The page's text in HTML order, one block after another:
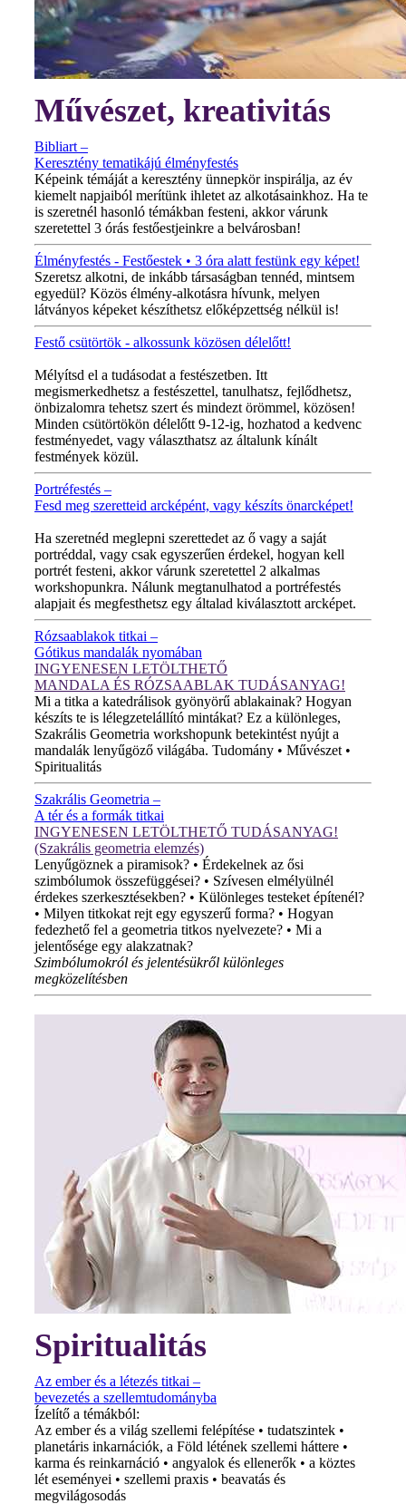
Művészet, kreativitás
Bibliart –
Keresztény tematikájú élményfestés
Képeink témáját a keresztény ünnepkör inspirálja, az év
kiemelt napjaiból merítünk ihletet az alkotásainkhoz. Ha te
is szeretnél hasonló témákban festeni, akkor várunk
szeretettel 3 órás festőestjeinkre a belvárosban!
Élményfestés - Festőestek • 3 óra alatt festünk egy képet!
Szeretsz alkotni, de inkább társaságban tennéd, mintsem
egyedül? Közös élmény-alkotásra hívunk, melyen
látványos képeket készíthetsz előképzettség nélkül is!
Festő csütörtök - alkossunk közösen délelőtt!
Mélyítsd el a tudásodat a festészetben. Itt
megismerkedhetsz a festészettel, tanulhatsz, fejlődhetsz,
önbizalomra tehetsz szert és mindezt örömmel, közösen!
Minden csütörtökön délelőtt 9-12-ig, hozhatod a kedvenc
festményedet, vagy választhatsz az általunk kínált
festmények közül.
Portréfestés –
Fesd meg szeretteid arcképént, vagy készíts önarcképet!
Ha szeretnéd meglepni szerettedet az ő vagy a saját
portréddal, vagy csak egyszerűen érdekel, hogyan kell
portrét festeni, akkor várunk szeretettel 2 alkalmas
workshopunkra. Nálunk megtanulhatod a portréfestés
alapjait és megfesthetsz egy általad kiválasztott arcképet.
Rózsaablakok titkai –
Gótikus mandalák nyomában
INGYENESEN LETÖLTHETŐ
MANDALA ÉS RÓZSAABLAK TUDÁSANYAG!
Mi a titka a katedrálisok gyönyörű ablakainak? Hogyan
készíts te is lélegzetelállító mintákat? Ez a különleges,
Szakrális Geometria workshopunk betekintést nyújt a
mandalák lenyűgöző világába. Tudomány • Művészet •
Spiritualitás
Szakrális Geometria –
A tér és a formák titkai
INGYENESEN LETÖLTHETŐ TUDÁSANYAG!
(Szakrális geometria elemzés)
Lenyűgöznek a piramisok? • Érdekelnek az ősi
szimbólumok összefüggései? • Szívesen elmélyülnél
érdekes szerkesztésekben? • Különleges testeket építenél?
• Milyen titkokat rejt egy egyszerű forma? • Hogyan
fedezhető fel a geometria titkos nyelvezete? • Mi a
jelentősége egy alakzatnak?
Szimbólumokról és jelentésükről különleges
megközelítésben
Spiritualitás
Az ember és a létezés titkai –
bevezetés a szellemtudományba
Ízelítő a témákból:
Az ember és a világ szellemi felépítése • tudatszintek •
planetáris inkarnációk, a Föld létének szellemi háttere •
karma és reinkarnáció • angyalok és ellenerők • a köztes
lét eseményei • szellemi praxis • beavatás és
megvilágosodás